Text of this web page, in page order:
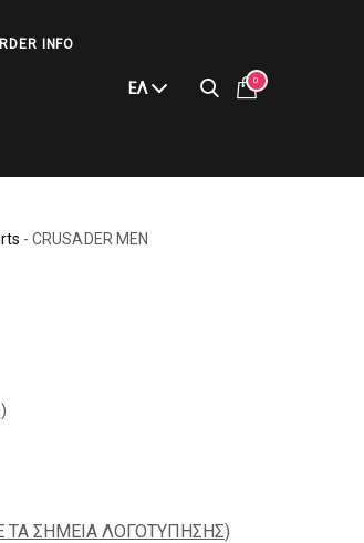
INFO
ΕΛ 0
- CRUSADER MEN
)
ΤΑ ΣΗΜΕΙΑ ΛΟΓΟΤΥΠΗΣΗΣ)